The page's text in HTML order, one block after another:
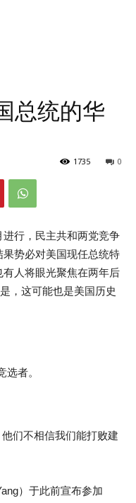
总统的华
0
1735
行，民主共和两党竞争
势必对美国现任总统特
人将眼光聚焦在两年后
，这可能也是美国历史
者。
们不相信我们能打败建
）于此前宣布参加